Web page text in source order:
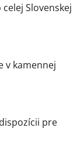
Slovenskej
v kamennej
pre